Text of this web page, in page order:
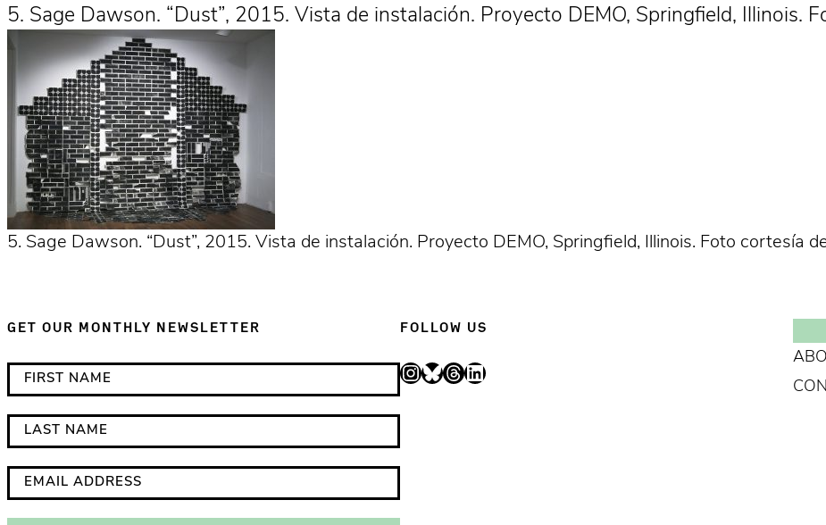
5. Sage Dawson. “Dust”, 2015. Vista de instalación. Proyecto DEMO, Springfield, Illinois.
5. Sage Dawson. “Dust”, 2015. Vista de instalación. Proyecto DEMO, Springfield, Illinois. Foto cortesía
GET OUR MONTHLY NEWSLETTER
i
n
d
i
c
a
i
r
s
t
N
a
a
s
t
m
FOLLOW US
InstagramBluesky Threads LinkedIn